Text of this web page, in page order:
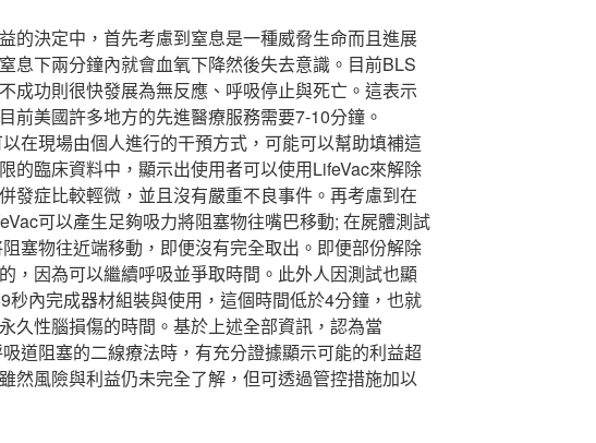
的決定中，首先考慮到窒息是一種威脅生命而且進展
息下兩分鐘內就會血氧下降然後失去意識。目前BLS
成功則很快發展為無反應、呼吸停止與死亡。這表示
前美國許多地方的先進醫療服務需要7-10分鐘。
在現場由個人進行的干預方式，可能可以幫助填補這
的臨床資料中，顯示出使用者可以使用LifeVac來解除
發症比較輕微，並且沒有嚴重不良事件。再考慮到在
可以產生足夠吸力將阻塞物往嘴巴移動; 在屍體測試
塞物往近端移動，即便沒有完全取出。即便部份解除
，因為可以繼續呼吸並爭取時間。此外人因測試也顯
秒內完成器材組裝與使用，這個時間低於4分鐘，也就
久性腦損傷的時間。基於上述全部資訊，認為當
道阻塞的二線療法時，有充分證據顯示可能的利益超
然風險與利益仍未完全了解，但可透過管控措施加以